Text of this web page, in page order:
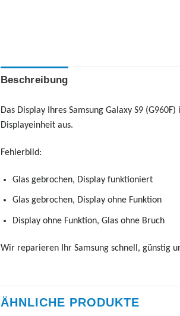
Beschreibung
Das Display Ihres Samsung Galaxy S9
Displayeinheit aus.
Fehlerbild:
Glas gebrochen, Display funktioniert
Glas gebrochen, Display ohne Funktion
Display ohne Funktion, Glas ohne Bruch
Wir reparieren Ihr Samsung schnell, günstig
ÄHNLICHE PRODUKTE